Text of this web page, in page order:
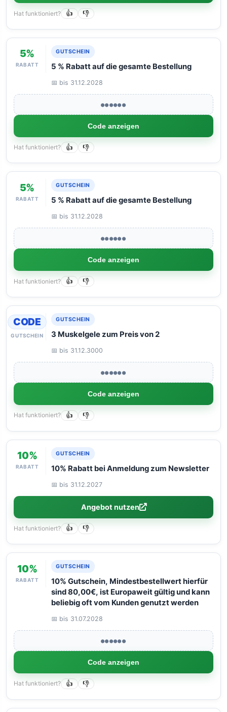
Hat funktioniert? 👍 👎
5%
RABATT
GUTSCHEIN
5 % Rabatt auf die gesamte Bestellung
📅 bis 31.12.2028
●●●●●●
Code anzeigen
Hat funktioniert? 👍 👎
5%
RABATT
GUTSCHEIN
5 % Rabatt auf die gesamte Bestellung
📅 bis 31.12.2028
●●●●●●
Code anzeigen
Hat funktioniert? 👍 👎
CODE
GUTSCHEIN
GUTSCHEIN
3 Muskelgele zum Preis von 2
📅 bis 31.12.3000
●●●●●●
Code anzeigen
Hat funktioniert? 👍 👎
10%
RABATT
GUTSCHEIN
10% Rabatt bei Anmeldung zum Newsletter
📅 bis 31.12.2027
Angebot nutzen
Hat funktioniert? 👍 👎
10%
RABATT
GUTSCHEIN
10% Gutschein, Mindestbestellwert hierfür
sind 80,00€, ist Europaweit gültig und kann
beliebig oft vom Kunden genutzt werden
📅 bis 31.07.2028
●●●●●●
Code anzeigen
Hat funktioniert? 👍 👎